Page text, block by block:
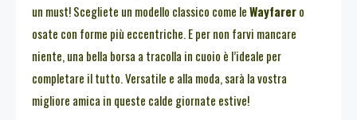
un must! Scegliete un modello classico come leWayfarero
osate con forme più eccentriche. E per non farvi mancare
niente, una bella borsa a tracolla in cuoio è l’ideale per
completare il tutto. Versatile e alla moda, sarà la vostra
migliore amica in queste calde giornate estive!